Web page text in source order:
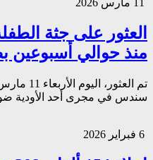
العثور على جثة
منذ حوالي
سندس في مجرى أحد الأودية